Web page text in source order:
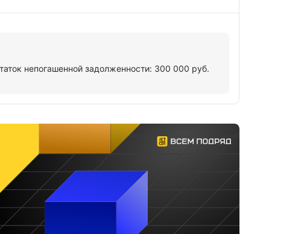
непогашенной задолженности: 300 000 руб.